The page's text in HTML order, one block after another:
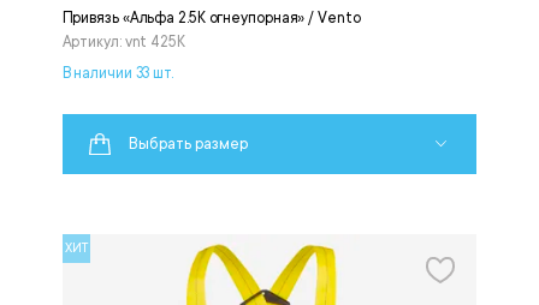
Привязь «Альфа 2.5К огнеупорная» / Vento
Артикул: vnt 425К
В наличии 33 шт.
Выбрать размер
ХИТ